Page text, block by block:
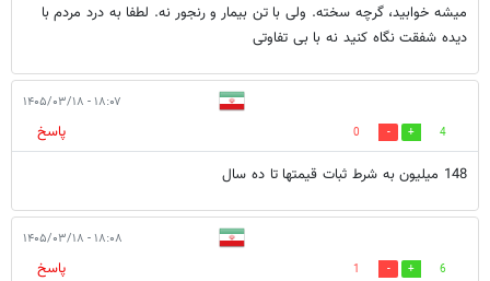
میشه خوابید، گرچه سخته. ولی با تن بیمار و رنجور نه. لطفا به درد مردم با
دیده شفقت نگاه کنید نه با بی تفاوتی
۱۸:۰۷ - ۱۴۰۵/۰۳/۱۸
4
0
پاسخ
148 میلیون به شرط ثبات قیمتها تا ده سال
۱۸:۰۸ - ۱۴۰۵/۰۳/۱۸
6
1
پاسخ